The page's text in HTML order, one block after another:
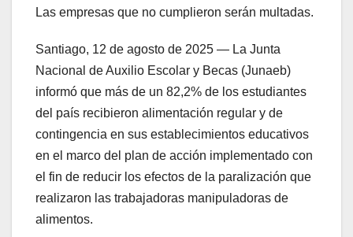
Las empresas que no cumplieron serán multadas.
Santiago, 12 de agosto de 2025 — La Junta
Nacional de Auxilio Escolar y Becas (Junaeb)
informó que más de un 82,2% de los estudiantes
del país recibieron alimentación regular y de
contingencia en sus establecimientos educativos
en el marco del plan de acción implementado con
el fin de reducir los efectos de la paralización que
realizaron las trabajadoras manipuladoras de
alimentos.